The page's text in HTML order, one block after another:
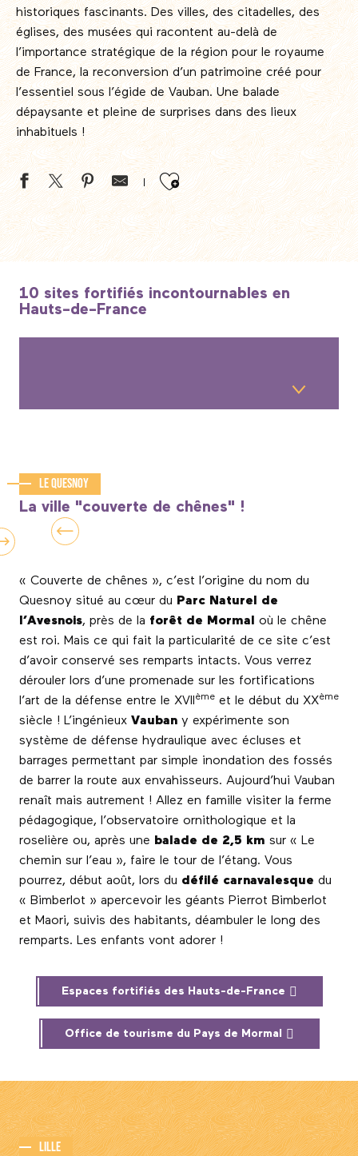
historiques fascinants. Des villes, des citadelles, des
églises, des musées qui racontent au-delà de
l’importance stratégique de la région pour le royaume
de France, la reconversion d’un patrimoine créé pour
l’essentiel sous l’égide de Vauban. Une balade
dépaysante et pleine de surprises dans des lieux
inhabituels !
Ajouter aux
10 sites fortifiés incontournables en
Hauts-de-France
Le Quesnoy
La ville "couverte de chênes" !
« Couverte de chênes », c’est l’origine du nom du
Quesnoy situé au cœur du Parc Naturel de
l’Avesnois, près de la forêt de Mormal
où le chêne
est roi. Mais ce qui fait la particularité de ce site c’est
d’avoir conservé ses remparts intacts. Vous verrez
dérouler lors d’une promenade sur les fortifications
l’art de la défense entre le XVII ème et le début du XXème
siècle ! L’ingénieux Vauban y expérimente son
système de défense hydraulique avec écluses et
barrages permettant par simple inondation des fossés
de barrer la route aux envahisseurs. Aujourd’hui Vauban
renaît mais autrement ! Allez en famille visiter la ferme
pédagogique, l’observatoire ornithologique et la
roselière ou, après une balade de 2,5 km sur « Le
chemin sur l’eau », faire le tour de l’étang. Vous
pourrez, début août, lors du défilé carnavalesque du
« Bimberlot » apercevoir les géants Pierrot Bimberlot
et Maori, suivis des habitants, déambuler le long des
remparts. Les enfants vont adorer !
Espaces fortifiés des Hauts-de-France
Office de tourisme du Pays de Mormal
Lille